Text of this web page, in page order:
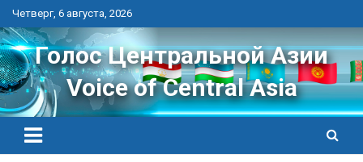
Перейти
к
контенту
Четверг, 6 августа, 2026
Голос Центральной Азии
Voice of Central Asia